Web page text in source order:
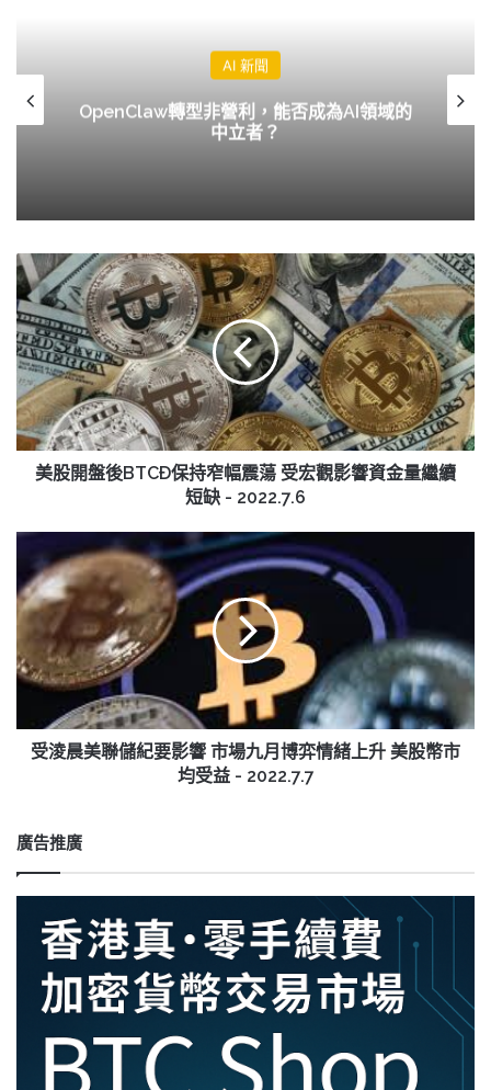
AI 新聞
OpenClaw轉型非營利，能否成為AI領域的
中立者？
美
股
開
盤
後
BTCÐ
保
持
窄
受
觀
影
響
資
金
2022.7.6
美股開盤後BTCÐ保持窄幅震蕩 受宏觀影響資金量繼續
短缺 - 2022.7.6
晨
美
聯
儲
紀
影
月
受淩晨美聯儲紀要影響 市場九月博弈情緒上升 美股幣市
均受益 - 2022.7.7
廣告推廣